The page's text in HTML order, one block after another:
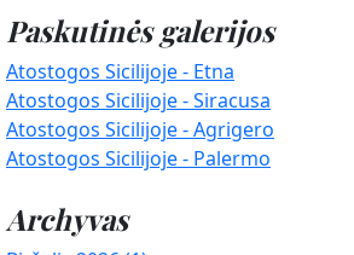
Paskutinės galerijos
Atostogos Sicilijoje - Etna
Atostogos Sicilijoje - Siracusa
Atostogos Sicilijoje - Agrigero
Atostogos Sicilijoje - Palermo
Archyvas